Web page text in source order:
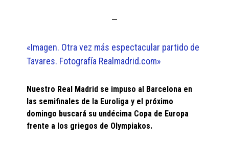
«Imagen. Otra vez más espectacular partido de
Tavares. Fotografía Realmadrid.com»
Nuestro Real Madrid se impuso al Barcelona en
las semifinales de la Euroliga y el próximo
domingo buscará su undécima Copa de Europa
frente a los griegos de Olympiakos.